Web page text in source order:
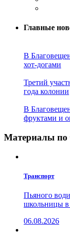
Главные
В
хот-догами
Третий
года колонии
В
фруктами и
Материалы по
Транспорт
Пьяного
школьницы в
06.08.2026